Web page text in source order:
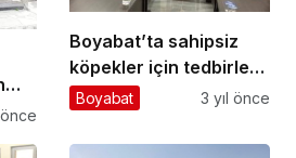
Boyabat’ta sahipsiz
köpekler için tedbirler
alınacak
Boyabat 3 yıl önce